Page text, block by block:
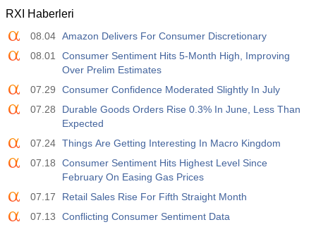
12:30
Ortalama Saatlik Kazanç (Yıllık)
Açıklanan
3.2%
Beklenti
3.5%
Önceki
3.5%
12:30
USD
Özel Tarım Dışı Bordrolar
30 K
40 K
30 K
12:30
U6 İşsizlik Oranı
Açıklanan
7.9%
Beklenti
7.9%
Önceki
17:00
Baker Hughes ABD Petrol Rig Sayısı
RXI Haberleri
08.04 Amazon Delivers For Consumer Discretionary
08.01
Consumer Sentiment Hits 5-Month High, Improving
Over Prelim Estimates
07.29
Consumer Confidence Moderated Slightly In July
07.28
Durable Goods Orders Rise 0.3% In June, Less Than
Expected
07.24 Things Are Getting Interesting In Macro Kingdom
07.18
Consumer Sentiment Hits Highest Level Since
February On Easing Gas Prices
07.17
Retail Sales Rise For Fifth Straight Month
07.13
Conflicting Consumer Sentiment Data